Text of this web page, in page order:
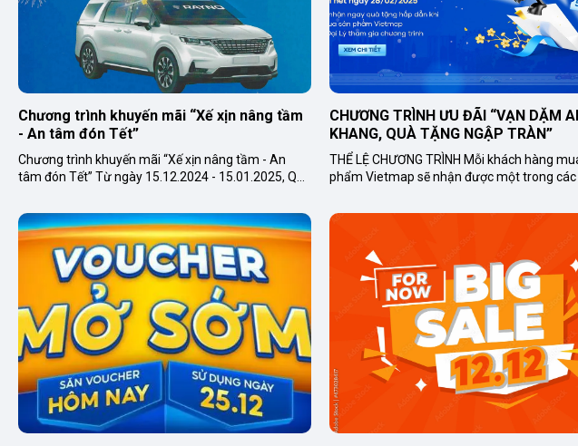
Chương trình khuyến mãi “Xế xịn nâng tầm
- An tâm đón Tết”
Chương trình khuyến mãi “Xế xịn nâng tầm - An
tâm đón Tết” Từ ngày 15.12.2024 - 15.01.2025, Quý
co...
CHƯƠNG TRÌNH ƯU ĐÃI “VẠN DẶM
KHANG, QUÀ TẶNG NGẬP TRÀN”
THỂ LỆ CHƯƠNG TRÌNH Mỗi khách hàng mua sản
phẩm Vietmap sẽ nhận được một trong
nay đế...